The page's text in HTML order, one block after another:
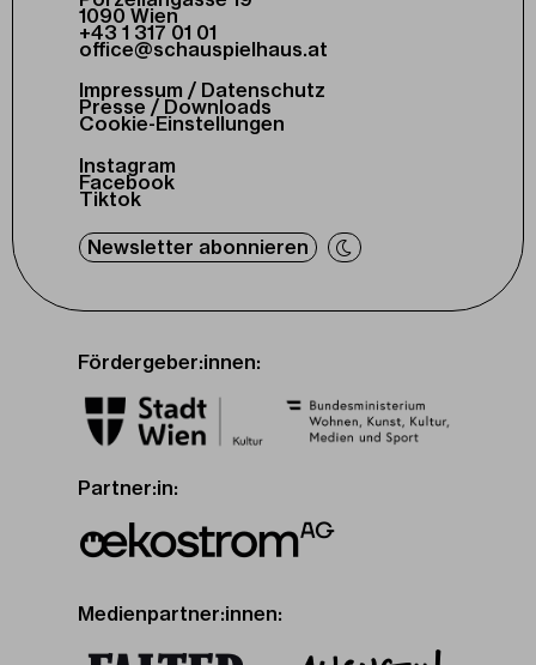
1090 Wien
+43 1 317 01 01
office@schauspielhaus.at
Impressum / Datenschutz
Presse / Downloads
Cookie-Einstellungen
Instagram
Facebook
Tiktok
Newsletter abonnieren
Fördergeber:innen:
Partner:in:
Medienpartner:innen: